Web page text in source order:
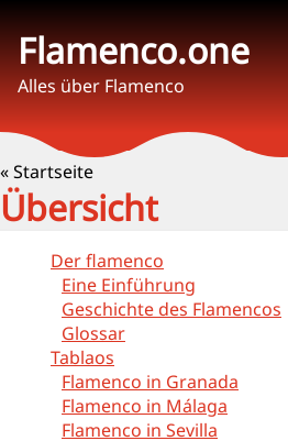
Flamenco.one
Alles über Flamenco
« Startseite
Übersicht
Der flamenco
Eine Einführung
Geschichte des Flamencos
Glossar
Tablaos
Flamenco in Granada
Flamenco in Málaga
Flamenco in Sevilla